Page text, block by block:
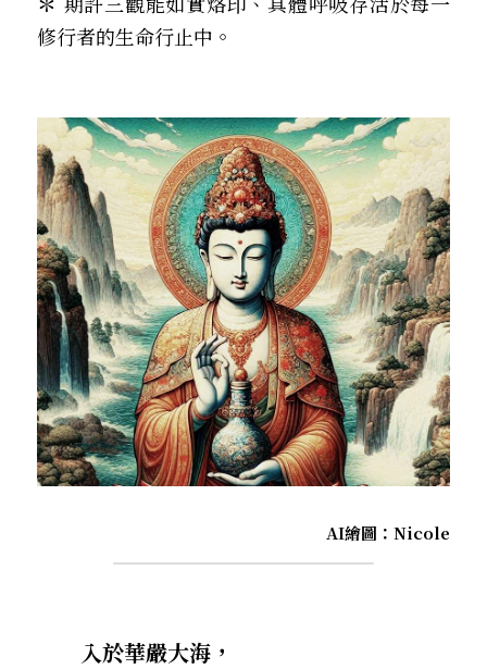
修行者的生命行止中。
AI繪圖：Nicole
入於華嚴大海，